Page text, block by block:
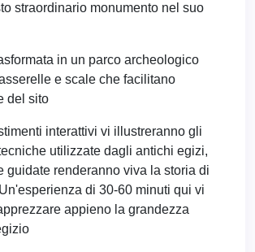
straordinario monumento nel suo
in un parco archeologico
e scale che facilitano
del sito.
interattivi vi illustreranno gli
utilizzate dagli antichi egizi,
guidate renderanno viva la storia di
di 30-60 minuti qui vi
appieno la grandezza